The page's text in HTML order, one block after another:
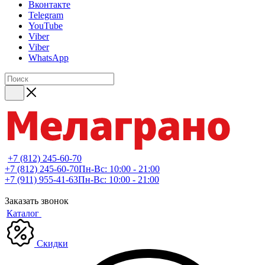
Вконтакте
Telegram
YouTube
Viber
Viber
WhatsApp
+7 (812) 245-60-70
+7 (812) 245-60-70Пн-Вс: 10:00 - 21:00
+7 (911) 955-41-63Пн-Вс: 10:00 - 21:00
Заказать звонок
Каталог
Скидки